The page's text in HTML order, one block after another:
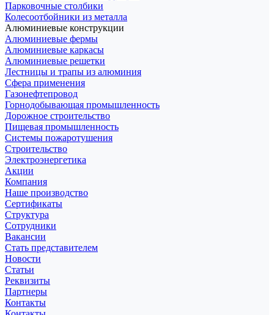
Парковочные столбики
Колесоотбойники из металла
Алюминиевые конструкции
Алюминиевые фермы
Алюминиевые каркасы
Алюминиевые решетки
Лестницы и трапы из алюминия
Сфера применения
Газонефтепровод
Горнодобывающая промышленность
Дорожное строительство
Пищевая промышленность
Системы пожаротушения
Строительство
Электроэнергетика
Акции
Компания
Наше производство
Сертификаты
Структура
Сотрудники
Вакансии
Стать представителем
Новости
Статьи
Реквизиты
Партнеры
Контакты